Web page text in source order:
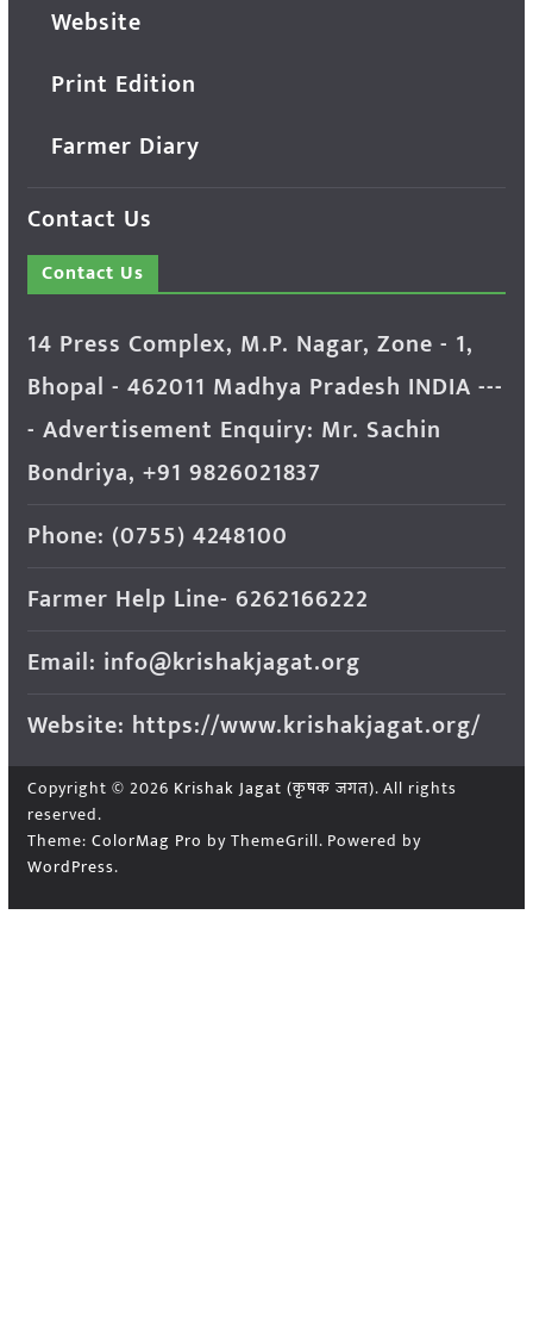
Website
Print Edition
Farmer Diary
Contact Us
Contact Us
14 Press Complex, M.P. Nagar, Zone - 1,
Bhopal - 462011 Madhya Pradesh INDIA ---
- Advertisement Enquiry: Mr. Sachin
Bondriya, +91 9826021837
Phone: (0755) 4248100
Farmer Help Line- 6262166222
Email: info@krishakjagat.org
Website: https://www.krishakjagat.org/
Copyright © 2026 Krishak Jagat (कृषक जगत). All rights
reserved.
Theme: ColorMag Pro by ThemeGrill. Powered by
WordPress.